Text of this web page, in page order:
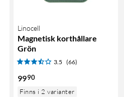
Linocell
Magnetisk korthållare
Grön
3.5 (66)
9990
Finns i 2 varianter